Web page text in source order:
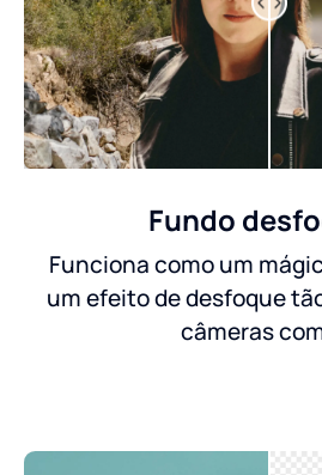
Fundo
Funciona como um
um efeito de desfoque
câmeras